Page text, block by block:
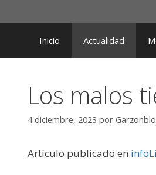
al
contenidoInicio Actualidad
Los malos
4 diciembre, 2023 por
Artículo publicado en